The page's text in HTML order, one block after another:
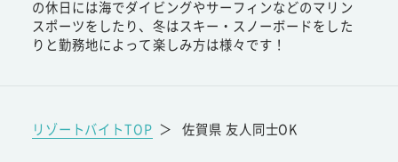
の休日には海でダイビングやサーフィンなどのマリン
スポーツをしたり、冬はスキー・スノーボードをした
りと勤務地によって楽しみ方は様々です！
リゾートバイトTOP ＞ 佐賀県 友人同士OK